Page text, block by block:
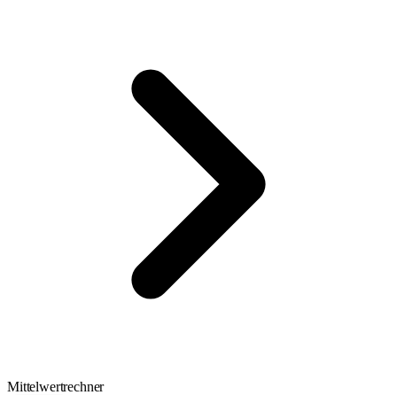
Mittelwertrechner